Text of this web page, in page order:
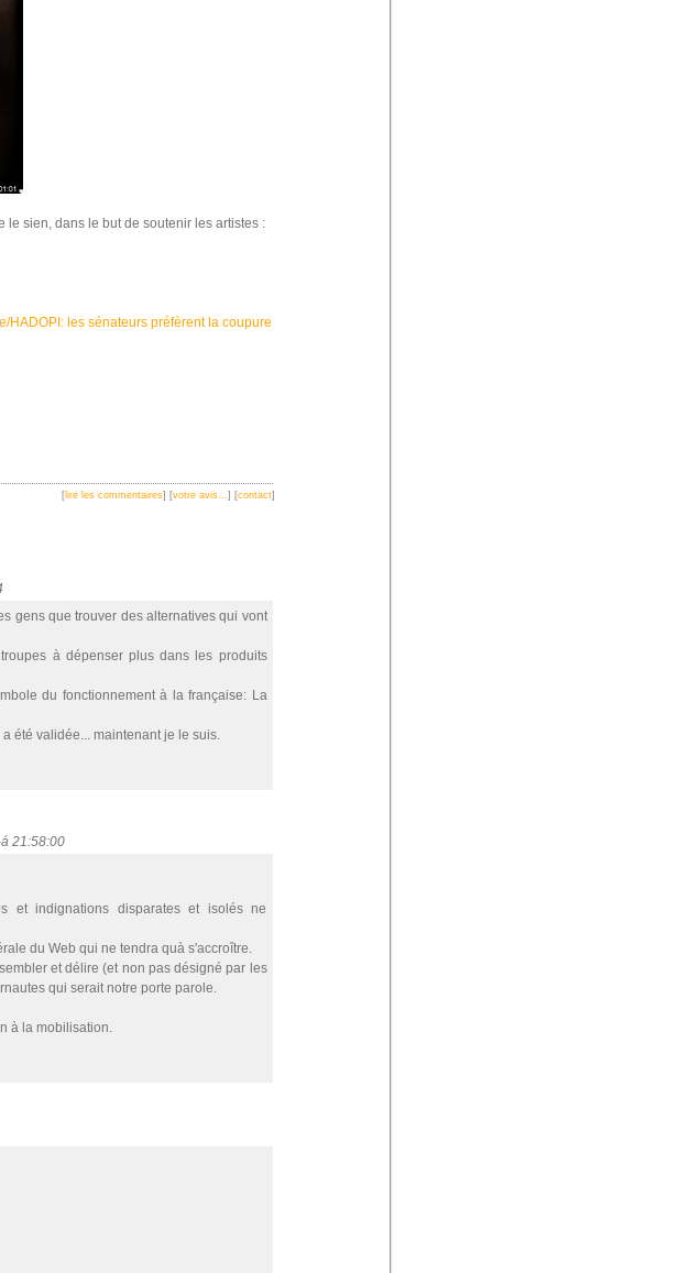
le sien, dans le but de soutenir les artistes :
HADOPI: les sénateurs préfèrent la coupure
[lire les commentaires] [votre avis...] [contact]
gens que trouver des alternatives qui vont
à dépenser plus dans les produits
du fonctionnement à la française: La
été validée... maintenant je le suis.
21:58:00
et indignations disparates et isolés ne
du Web qui ne tendra quà s'accroître.
et délire (et non pas désigné par les
qui serait notre porte parole.
à la mobilisation.